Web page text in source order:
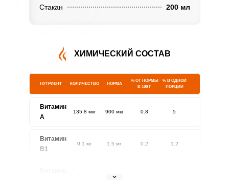
Стакан
200 мл
ХИМИЧЕСКИЙ СОСТАВ
НУТРИЕНТ КОЛИЧЕСТВО НОРМА
% ОТ НОРМЫ
В 100 Г
% В ОДНОЙ
ПОРЦИИ
Витамин
A
135.8 мкг 900 мкг 0.8 5
Витамин
В1
0.1 мг 1.5 мг 0.2 1.2
1.8 мг